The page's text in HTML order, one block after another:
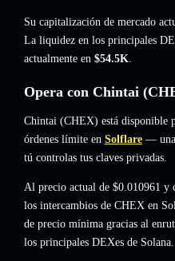
Su capitalización de mercado
La liquidez en los principales
actualmente en $54.5K.
Opera con Chintai
Chintai (CHEX) está disponible
órdenes límite en Solflare — una
tú controlas tus claves privadas.
Al precio actual de $0.010961
los intercambios de CHEX en
de precio mínima gracias al
los principales DEXes de Solana.